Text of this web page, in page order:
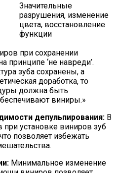
Значительные
разрушения, изменение
цвета, восстановление
функции
при сохранении
принципе ‘не навреди’.
зуба сохранены, а
доработка, то
должна быть
виниры.»
депульпирования: В
установке виниров зуб
позволяет избежать
Минимальное изменение